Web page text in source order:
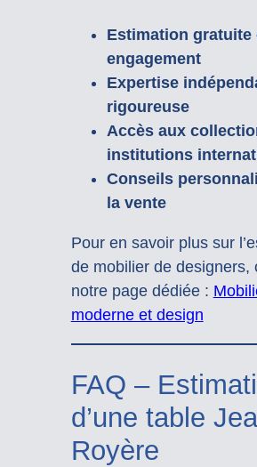
Estimation gratuite
engagement
Expertise
rigoureuse
Accès aux
institutions
Conseils
la vente
Pour en savoir plus sur
de mobilier de designers,
notre page dédiée :
moderne et design
FAQ –
d’une table
Royère